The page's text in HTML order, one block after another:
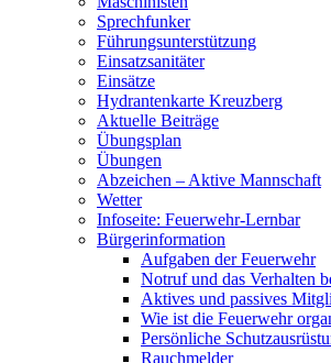
Sprechfunker
Führungsunterstützung
Einsatzsanitäter
Einsätze
Hydrantenkarte Kreuzberg
Aktuelle Beiträge
Übungsplan
Übungen
Abzeichen – Aktive Mannschaft
Wetter
Infoseite: Feuerwehr-Lernbar
Bürgerinformation
Aufgaben der Feuerwehr
Notruf und das Verhalten
Aktives und passives
Wie ist die Feuerwehr
Persönliche
Rauchmelder